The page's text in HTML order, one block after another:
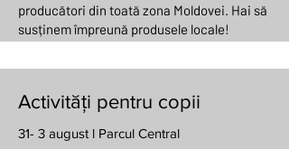
producători din toată zona Moldovei. Hai să
susținem împreună produsele locale!
Activități pentru copii
31- 3 august l Parcul Central